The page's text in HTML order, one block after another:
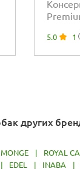
5.0 1
других
MONGE ROYAL
EDEL INABA